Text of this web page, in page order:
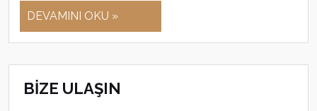
DEVAMINI OKU »
BİZE ULAŞIN